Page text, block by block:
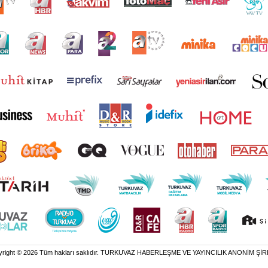
© 2026 Tüm hakları saklıdır. TURKUVAZ HABERLEŞME VE YAYINCILIK ANONİM